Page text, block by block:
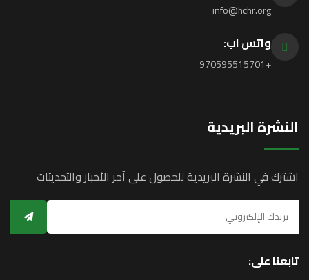
info@hchr.org
واتس اب:
+970595515701
النشرة البريدية
اشترك في النشرة البريدية للحصول على آخر الأخبار والتحديثات
تابعنا على: